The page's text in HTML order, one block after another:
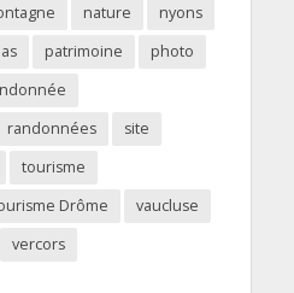
nature
nyons
patrimoine
photo
randonnées
site
tourisme
Drôme
vaucluse
vercors